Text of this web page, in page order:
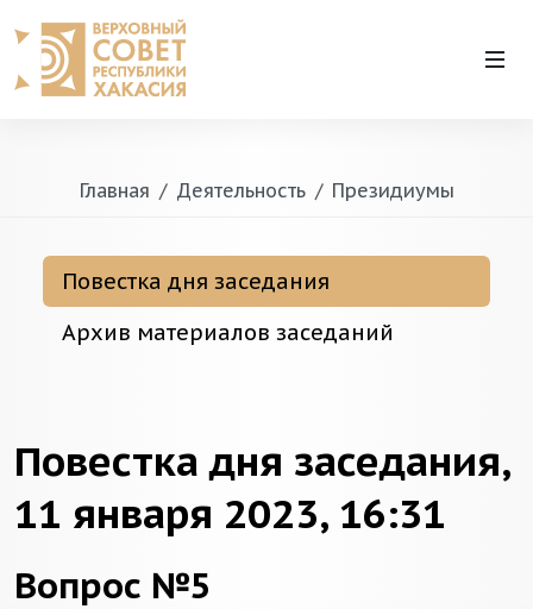
Главная Деятельность Президиумы
Повестка дня заседания
Архив материалов заседаний
Повестка дня заседания,
11 января 2023, 16:31
Вопрос №5